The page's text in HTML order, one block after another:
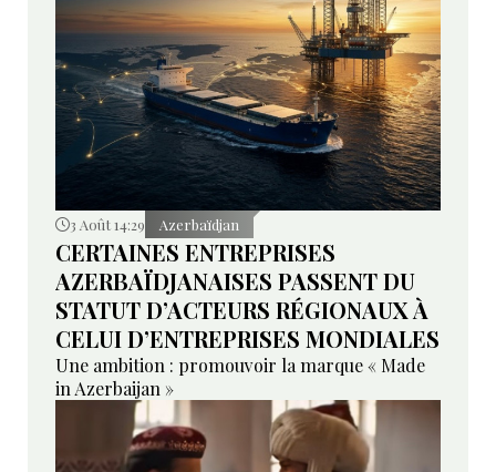
3 Août 14:29 Azerbaïdjan
CERTAINES ENTREPRISES
AZERBAÏDJANAISES PASSENT DU
STATUT D’ACTEURS RÉGIONAUX À
CELUI D’ENTREPRISES MONDIALES
Une ambition : promouvoir la marque « Made
in Azerbaijan »